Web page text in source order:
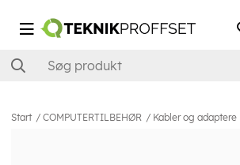
Start COMPUTERTILBEHØR Kabler og adaptere